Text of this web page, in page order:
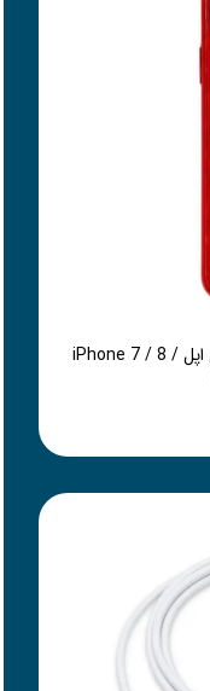
کاور مدل صدفی مناسب برای گوشی موبایل اپل iPhone 7 / 8 /